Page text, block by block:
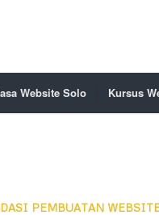
Website Solo Kursus
PEMBUATAN